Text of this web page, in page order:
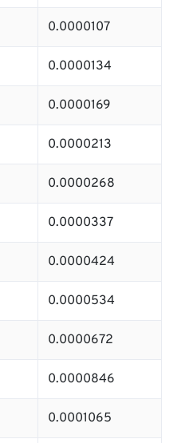
0.0000107
0.0000134
0.0000169
0.0000213
0.0000268
0.0000337
0.0000424
0.0000534
0.0000672
0.0000846
0.0001065